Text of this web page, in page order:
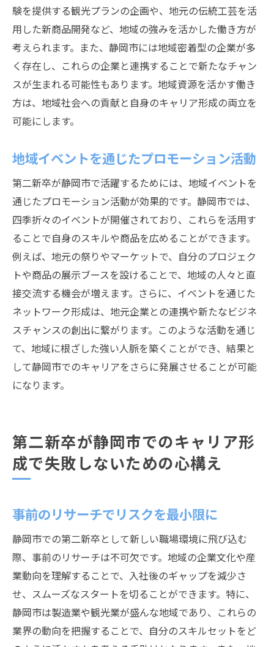
験を提供する観光プランの企画や、地元の伝統工芸を活
用した新商品開発など、地域の強みを活かした働き方が
考えられます。また、静岡市には地域密着型の企業が多
く存在し、これらの企業と連携することで新たなチャン
スが生まれる可能性もあります。地域資源を活かす働き
方は、地域社会への貢献と自身のキャリア形成の両立を
可能にします。
地域イベントを通じたプロモーション活動
第二新卒が静岡市で活躍するためには、地域イベントを
通じたプロモーション活動が効果的です。静岡市では、
四季折々のイベントが開催されており、これらを活用す
ることで自身のスキルや商品を広めることができます。
例えば、地元の祭りやマーケットで、自分のプロジェク
トや商品の展示ブースを設けることで、地域の人々と直
接交流する機会が増えます。さらに、イベントを通じた
ネットワーク形成は、地元企業との連携や新たなビジネ
スチャンスの創出に繋がります。このような活動を通じ
て、地域に根ざした強い人脈を築くことができ、結果と
して静岡市でのキャリアをさらに発展させることが可能
になります。
第二新卒が静岡市でのキャリア形
成で失敗しないための心構え
事前のリサーチでリスクを最小限に
静岡市での第二新卒として新しい職場環境に飛び込む
際、事前のリサーチは不可欠です。地域の企業文化や産
業動向を理解することで、入社後のギャップを減少さ
せ、スムーズなスタートを切ることができます。特に、
静岡市は製造業や観光業が盛んな地域であり、これらの
業界の動向を把握することで、自分のスキルセットをど